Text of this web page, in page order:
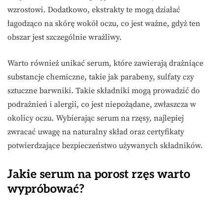
wzrostowi. Dodatkowo, ekstrakty te mogą działać
łagodząco na skórę wokół oczu, co jest ważne, gdyż ten
obszar jest szczególnie wrażliwy.
Warto również unikać serum, które zawierają drażniące
substancje chemiczne, takie jak parabeny, sulfaty czy
sztuczne barwniki. Takie składniki mogą prowadzić do
podrażnień i alergii, co jest niepożądane, zwłaszcza w
okolicy oczu. Wybierając serum na rzęsy, najlepiej
zwracać uwagę na naturalny skład oraz certyfikaty
potwierdzające bezpieczeństwo używanych składników.
Jakie serum na porost rzęs warto
wypróbować?